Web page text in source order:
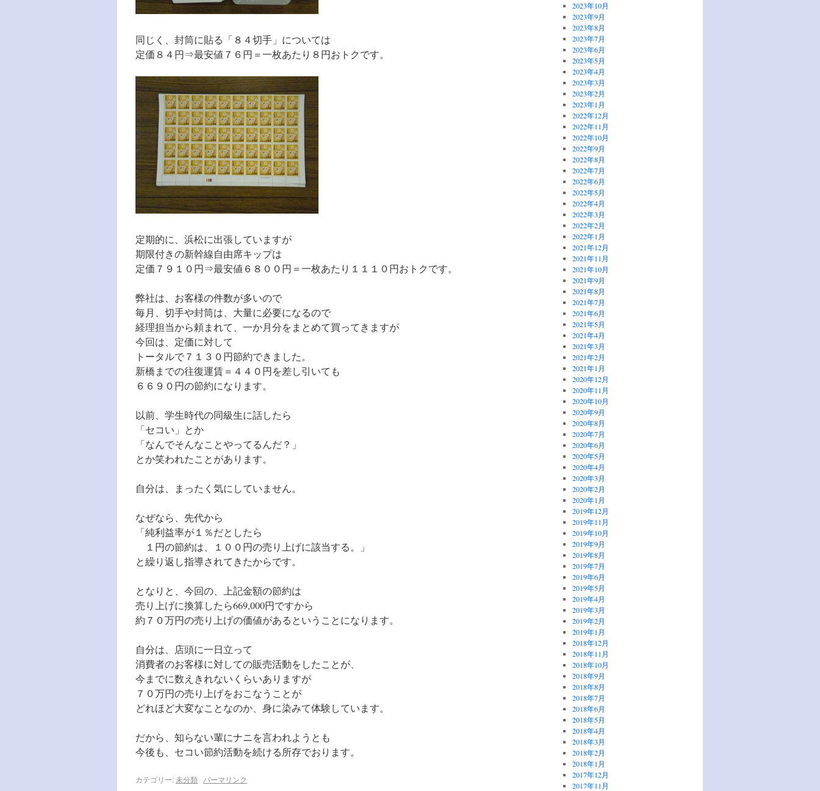
同じく、封筒に貼る「８４切手」については
定価８４円⇒最安値７６円＝一枚あたり８円おトクです。
定期的に、浜松に出張していますが
期限付きの新幹線自由席キップは
定価７９１０円⇒最安値６８００円＝一枚あたり１１１０円おトクです。
弊社は、お客様の件数が多いので
毎月、切手や封筒は、大量に必要になるので
経理担当から頼まれて、一か月分をまとめて買ってきますが
今回は、定価に対して
トータルで７１３０円節約できました。
新橋までの往復運賃＝４４０円を差し引いても
６６９０円の節約になります。
以前、学生時代の同級生に話したら
「セコい」とか
「なんでそんなことやってるんだ？」
とか笑われたことがあります。
自分は、まったく気にしていません。
なぜなら、先代から
「純利益率が１％だとしたら
１円の節約は、１００円の売り上げに該当する。」
と繰り返し指導されてきたからです。
となりと、今回の、上記金額の節約は
売り上げに換算したら669,000円ですから
約７０万円の売り上げの価値があるということになります。
自分は、店頭に一日立って
消費者のお客様に対しての販売活動をしたことが、
今までに数えきれないくらいありますが
７０万円の売り上げをおこなうことが
どれほど大変なことなのか、身に染みて体験しています。
だから、知らない輩にナニを言われようとも
今後も、セコい節約活動を続ける所存でおります。
カテゴリー:未分類 パーマリンク
2023年10月
2023年9月
2023年8月
2023年7月
2023年6月
2023年5月
2023年4月
2023年3月
2023年2月
2023年1月
2022年12月
2022年11月
2022年10月
2022年9月
2022年8月
2022年7月
2022年6月
2022年5月
2022年4月
2022年3月
2022年2月
2022年1月
2021年12月
2021年11月
2021年10月
2021年9月
2021年8月
2021年7月
2021年6月
2021年5月
2021年4月
2021年3月
2021年2月
2021年1月
2020年12月
2020年11月
2020年10月
2020年9月
2020年8月
2020年7月
2020年6月
2020年5月
2020年4月
2020年3月
2020年2月
2020年1月
2019年12月
2019年11月
2019年10月
2019年9月
2019年8月
2019年7月
2019年6月
2019年5月
2019年4月
2019年3月
2019年2月
2019年1月
2018年12月
2018年11月
2018年10月
2018年9月
2018年8月
2018年7月
2018年6月
2018年5月
2018年4月
2018年3月
2018年2月
2018年1月
2017年12月
2017年11月